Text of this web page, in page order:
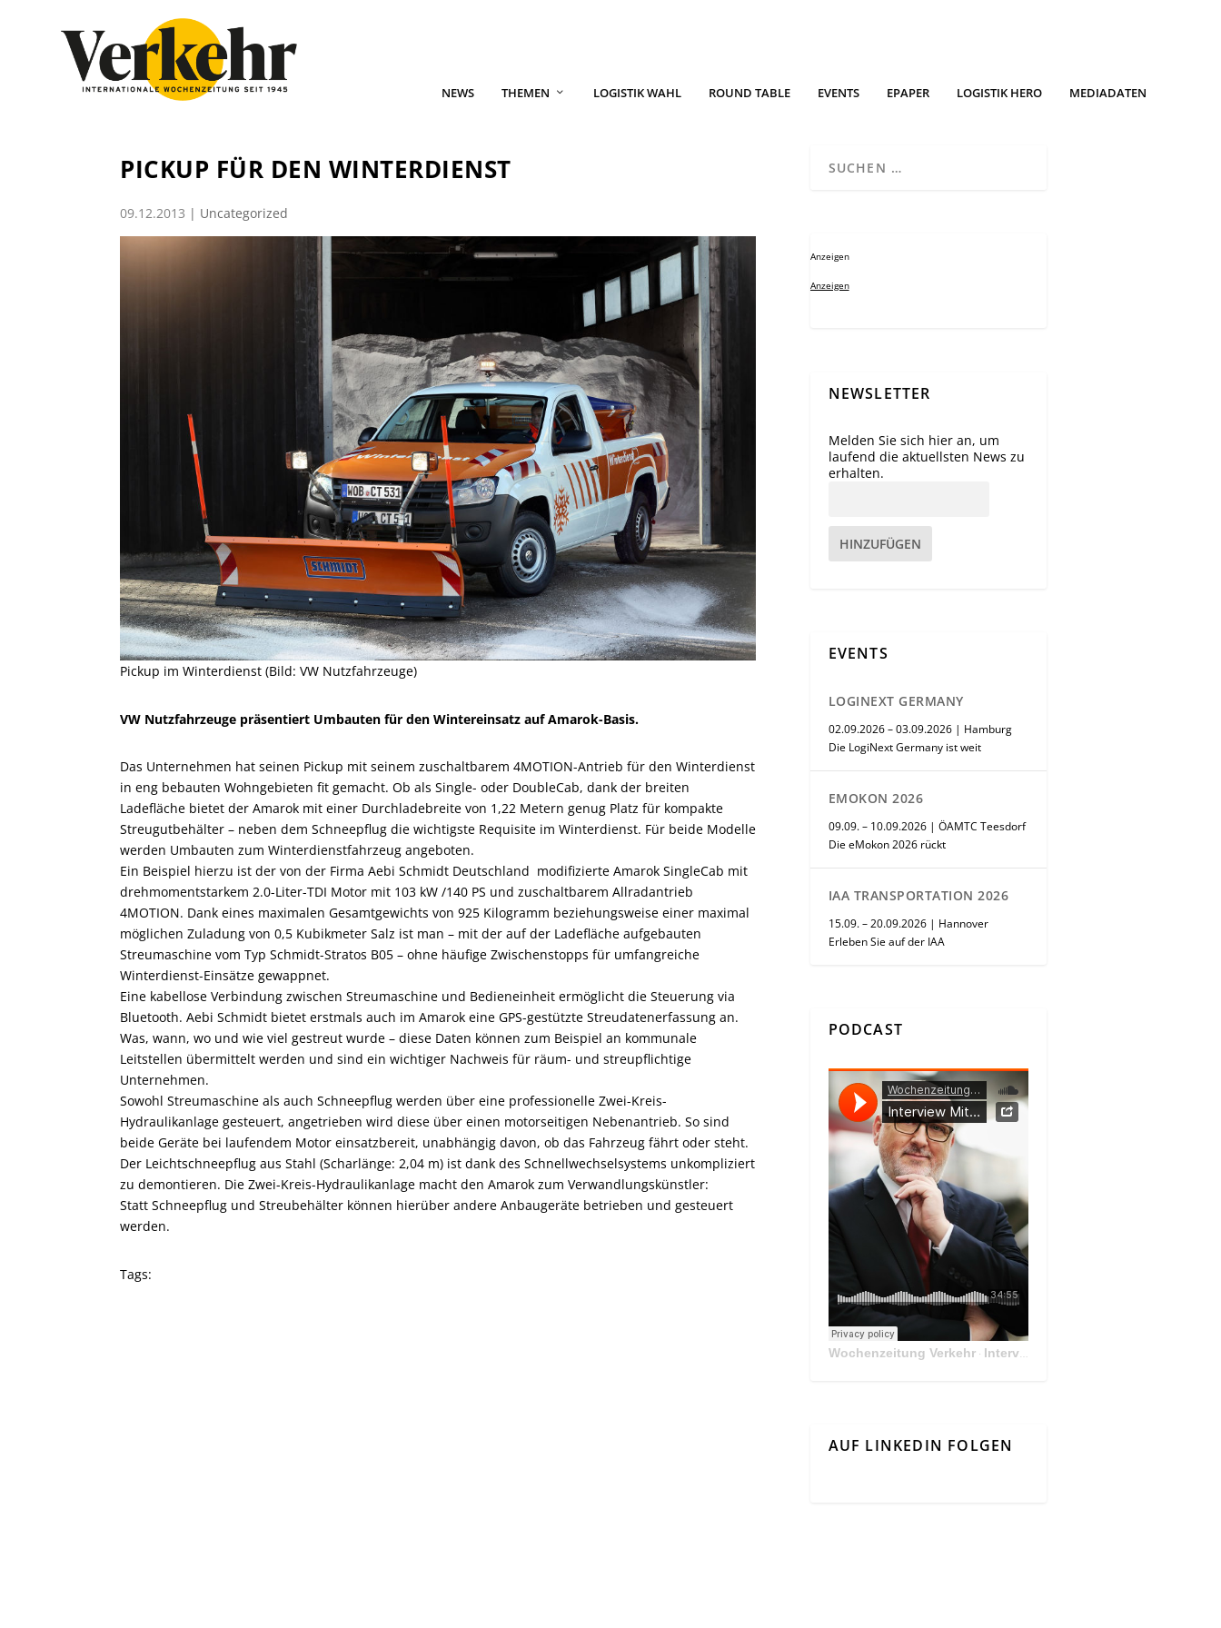
NEWS THEMEN LOGISTIK WAHL ROUND TABLE EVENTS EPAPER LOGISTIK HERO MEDIADATEN
PICKUP FÜR DEN WINTERDIENST
09.12.2013 | Uncategorized
Pickup im Winterdienst (Bild: VW Nutzfahrzeuge)
VW Nutzfahrzeuge präsentiert Umbauten für den Wintereinsatz auf Amarok-Basis.
Das Unternehmen hat seinen Pickup mit seinem zuschaltbarem 4MOTION-Antrieb für den Winterdienst
in eng bebauten Wohngebieten fit gemacht. Ob als Single- oder DoubleCab, dank der breiten
Ladefläche bietet der Amarok mit einer Durchladebreite von 1,22 Metern genug Platz für kompakte
Streugutbehälter – neben dem Schneepflug die wichtigste Requisite im Winterdienst. Für beide Modelle
werden Umbauten zum Winterdienstfahrzeug angeboten.
Ein Beispiel hierzu ist der von der Firma Aebi Schmidt Deutschland modifizierte Amarok SingleCab mit
drehmomentstarkem 2.0-Liter-TDI Motor mit 103 kW /140 PS und zuschaltbarem Allradantrieb
4MOTION. Dank eines maximalen Gesamtgewichts von 925 Kilogramm beziehungsweise einer maximal
möglichen Zuladung von 0,5 Kubikmeter Salz ist man – mit der auf der Ladefläche aufgebauten
Streumaschine vom Typ Schmidt-Stratos B05 – ohne häufige Zwischenstopps für umfangreiche
Winterdienst-Einsätze gewappnet.
Eine kabellose Verbindung zwischen Streumaschine und Bedieneinheit ermöglicht die Steuerung via
Bluetooth. Aebi Schmidt bietet erstmals auch im Amarok eine GPS-gestützte Streudatenerfassung an.
Was, wann, wo und wie viel gestreut wurde – diese Daten können zum Beispiel an kommunale
Leitstellen übermittelt werden und sind ein wichtiger Nachweis für räum- und streupflichtige
Unternehmen.
Sowohl Streumaschine als auch Schneepflug werden über eine professionelle Zwei-Kreis-
Hydraulikanlage gesteuert, angetrieben wird diese über einen motorseitigen Nebenantrieb. So sind
beide Geräte bei laufendem Motor einsatzbereit, unabhängig davon, ob das Fahrzeug fährt oder steht.
Der Leichtschneepflug aus Stahl (Scharlänge: 2,04 m) ist dank des Schnellwechselsystems unkompliziert
zu demontieren. Die Zwei-Kreis-Hydraulikanlage macht den Amarok zum Verwandlungskünstler:
Statt Schneepflug und Streubehälter können hierüber andere Anbaugeräte betrieben und gesteuert
werden.
Tags:
Anzeigen
Anzeigen
NEWSLETTER
Melden Sie sich hier an, um
laufend die aktuellsten News zu
erhalten.
HINZUFÜGEN
EVENTS
LOGINEXT GERMANY
02.09.2026 – 03.09.2026 | Hamburg
Die LogiNext Germany ist weit
EMOKON 2026
09.09. – 10.09.2026 | ÖAMTC Teesdorf
Die eMokon 2026 rückt
IAA TRANSPORTATION 2026
15.09. – 20.09.2026 | Hannover
Erleben Sie auf der IAA
PODCAST
Wochenzeitung Verkehr· Interview Mit Andreas Matthä, CEO der ÖBB Holding
AUF LINKEDIN FOLGEN